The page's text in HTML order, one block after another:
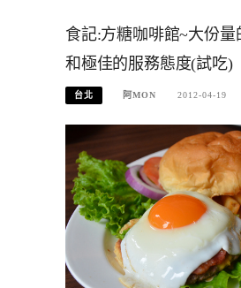
食記:方糖咖啡館~大份量
和極佳的服務態度(試吃)
台北 阿MON 2012-04-19